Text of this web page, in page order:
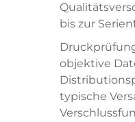
bis zur
objektive
typische